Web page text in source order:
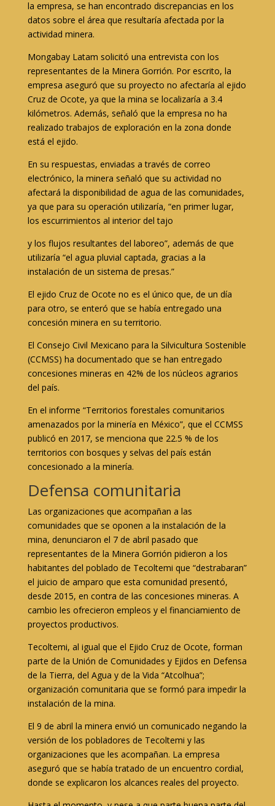
la empresa, se han encontrado discrepancias en los
datos sobre el área que resultaría afectada por la
actividad minera.
Mongabay Latam solicitó una entrevista con los
representantes de la Minera Gorrión. Por escrito, la
empresa aseguró que su proyecto no afectaría al ejido
Cruz de Ocote, ya que la mina se localizaría a 3.4
kilómetros. Además, señaló que la empresa no ha
realizado trabajos de exploración en la zona donde
está el ejido.
En su respuestas, enviadas a través de correo
electrónico, la minera señaló que su actividad no
afectará la disponibilidad de agua de las comunidades,
ya que para su operación utilizaría, “en primer lugar,
los escurrimientos al interior del tajo
y los flujos resultantes del laboreo”, además de que
utilizaría “el agua pluvial captada, gracias a la
instalación de un sistema de presas.”
El ejido Cruz de Ocote no es el único que, de un día
para otro, se enteró que se había entregado una
concesión minera en su territorio.
El Consejo Civil Mexicano para la Silvicultura Sostenible
(CCMSS) ha documentado que se han entregado
concesiones mineras en 42% de los núcleos agrarios
del país.
En el informe “Territorios forestales comunitarios
amenazados por la minería en México”, que el CCMSS
publicó en 2017, se menciona que 22.5 % de los
territorios con bosques y selvas del país están
concesionado a la minería.
Defensa comunitaria
Las organizaciones que acompañan a las
comunidades que se oponen a la instalación de la
mina, denunciaron el 7 de abril pasado que
representantes de la Minera Gorrión pidieron a los
habitantes del poblado de Tecoltemi que “destrabaran”
el juicio de amparo que esta comunidad presentó,
desde 2015, en contra de las concesiones mineras. A
cambio les ofrecieron empleos y el financiamiento de
proyectos productivos.
Tecoltemi, al igual que el Ejido Cruz de Ocote, forman
parte de la Unión de Comunidades y Ejidos en Defensa
de la Tierra, del Agua y de la Vida “Atcolhua”;
organización comunitaria que se formó para impedir la
instalación de la mina.
El 9 de abril la minera envió un comunicado negando la
versión de los pobladores de Tecoltemi y las
organizaciones que les acompañan. La empresa
aseguró que se había tratado de un encuentro cordial,
donde se explicaron los alcances reales del proyecto.